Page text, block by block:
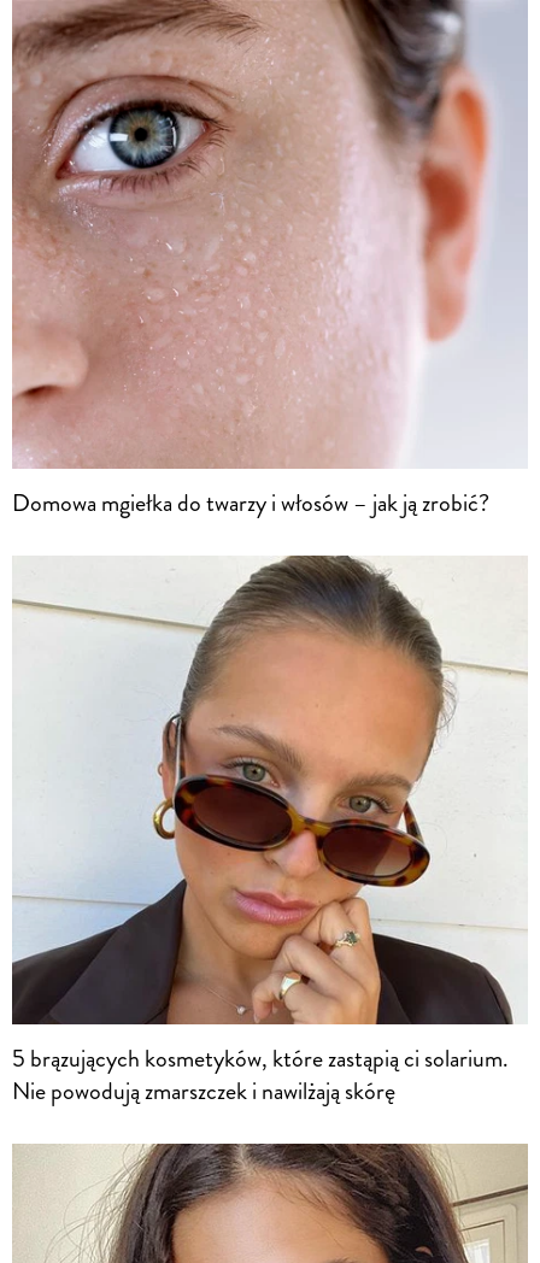
Domowa mgiełka do twarzy i włosów – jak ją zrobić?
5 brązujących kosmetyków, które zastąpią ci solarium.
Nie powodują zmarszczek i nawilżają skórę